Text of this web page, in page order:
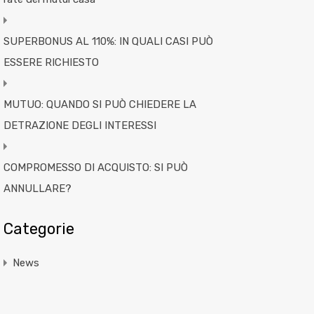
SUPERBONUS AL 110%: IN QUALI CASI PUÒ
ESSERE RICHIESTO
MUTUO: QUANDO SI PUÒ CHIEDERE LA
DETRAZIONE DEGLI INTERESSI
COMPROMESSO DI ACQUISTO: SI PUÒ
ANNULLARE?
Categorie
News